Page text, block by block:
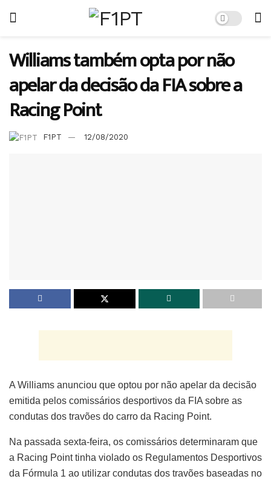
Williams também opta por não
apelar da decisão da FIA sobre a
Racing Point
F1PT 12/08/2020
A Williams anunciou que optou por não apelar da decisão
emitida pelos comissários desportivos da FIA sobre as
condutas dos travões do carro da Racing Point.
Na passada sexta-feira, os comissários determinaram que
a Racing Point tinha violado os Regulamentos Desportivos
da Fórmula 1 ao utilizar condutas dos travões baseadas no